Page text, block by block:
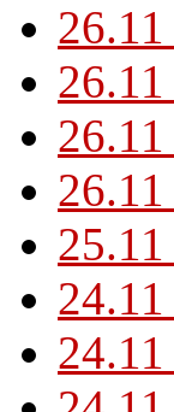
26.11
26.11
26.11
26.11
25.11
24.11
24.11